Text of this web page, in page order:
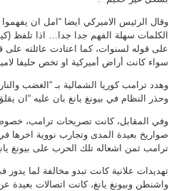
وقال الرئيس الاميركي ايضا “امل ان
الكلمات سهلة الفهم جدا جدا… اذا تلفظ
على قوله لسنوات، كما اعتادت عائلته
سواء كانت أراض أميركية او تخص حليفا
وهدد ترامب كوريا الشمالية بـ “الغضب
وحذر النظام في بيونغ يانغ بان عليه “ان
وفي المقابل، كانت تصريحات ترامب، خصوصا
صواريخ بعيدة المدى وتجارب نووية اخرها
ترامب ثمن اشعاله تلك الحرب على بيونغ
تهديدات علانية كانت تبدو مخالفة لما يدور
واشنطن وبيونغ يانغ، كانت اتصالات بعيدة